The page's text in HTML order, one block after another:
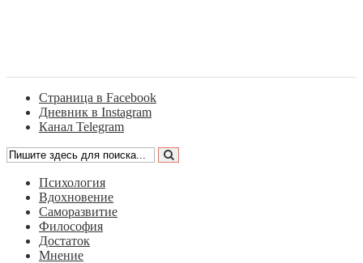
Страница в Facebook
Дневник в Instagram
Канал Telegram
Психология
Вдохновение
Саморазвитие
Философия
Достаток
Мнение